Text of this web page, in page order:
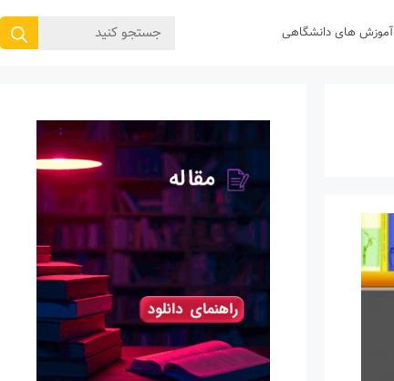
آموزش های دانشگاهی
جستجوی